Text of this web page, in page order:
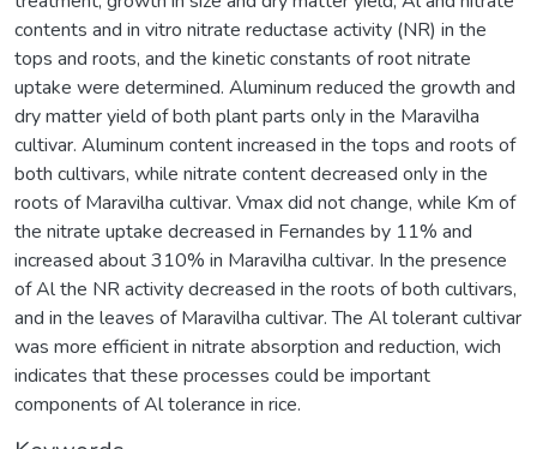
contents and in vitro nitrate reductase activity (NR) in the
tops and roots, and the kinetic constants of root nitrate
uptake were determined. Aluminum reduced the growth and
dry matter yield of both plant parts only in the Maravilha
cultivar. Aluminum content increased in the tops and roots of
both cultivars, while nitrate content decreased only in the
roots of Maravilha cultivar. Vmax did not change, while Km of
the nitrate uptake decreased in Fernandes by 11% and
increased about 310% in Maravilha cultivar. In the presence
of Al the NR activity decreased in the roots of both cultivars,
and in the leaves of Maravilha cultivar. The Al tolerant cultivar
was more efficient in nitrate absorption and reduction, wich
indicates that these processes could be important
components of Al tolerance in rice.